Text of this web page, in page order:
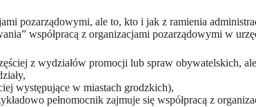
pozarządowymi, ale to, kto i jak z ramienia
współpracą z organizacjami pozarządowymi w
z wydziałów promocji lub spraw obywatelskich,
występujące w miastach grodzkich),
pełnomocnik zajmuje się współpracą z